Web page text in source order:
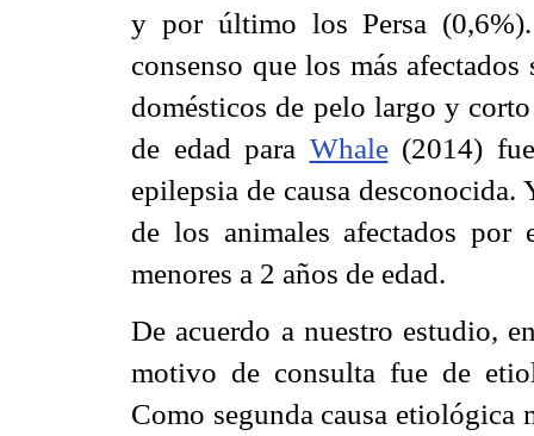
y por último los Persa
consenso que los más
domésticos de pelo largo y
de edad para Whale(2014)
epilepsia de causa desconocida.
de los animales afectados por
menores a 2 años de edad.
De acuerdo a nuestro estudio,
motivo de consulta fue de
Como segunda causa etiológica